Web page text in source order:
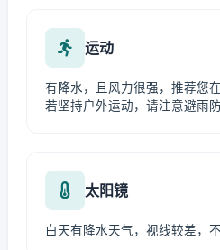
运动
有降水，且风力很强，推荐您
若坚持户外运动，请注意避雨防
太阳镜
白天有降水天气，视线较差，